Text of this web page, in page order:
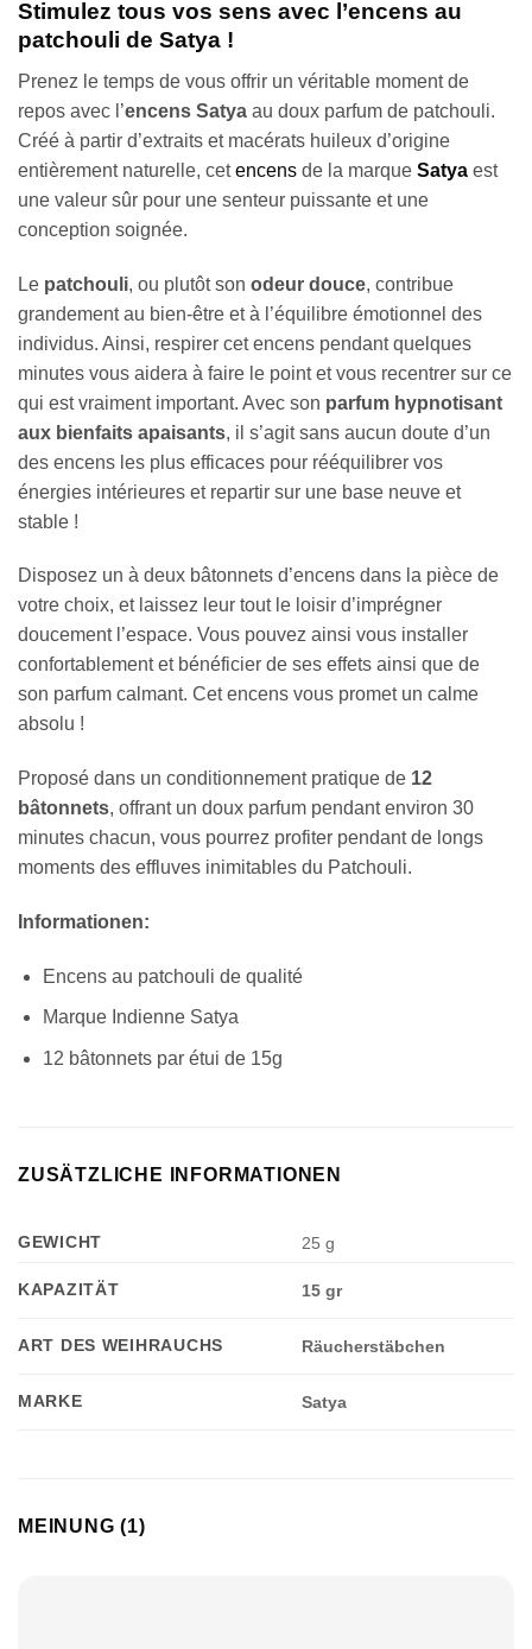
Stimulez tous vos sens avec l’encens au
patchouli de Satya !
Prenez le temps de vous offrir un véritable moment de
repos avec l’encens Satya au doux parfum de patchouli.
Créé à partir d’extraits et macérats huileux d’origine
entièrement naturelle, cetencens de la marque Satya est
une valeur sûr pour une senteur puissante et une
conception soignée.
Le patchouli, ou plutôt son odeur douce, contribue
grandement au bien-être et à l’équilibre émotionnel des
individus. Ainsi, respirer cet encens pendant quelques
minutes vous aidera à faire le point et vous recentrer sur ce
qui est vraiment important. Avec son parfum hypnotisant
aux bienfaits apaisants, il s’agit sans aucun doute d’un
des encens les plus efficaces pour rééquilibrer vos
énergies intérieures et repartir sur une base neuve et
stable !
Disposez un à deux bâtonnets d’encens dans la pièce de
votre choix, et laissez leur tout le loisir d’imprégner
doucement l’espace. Vous pouvez ainsi vous installer
confortablement et bénéficier de ses effets ainsi que de
son parfum calmant. Cet encens vous promet un calme
absolu !
Proposé dans un conditionnement pratique de 12
bâtonnets, offrant un doux parfum pendant environ 30
minutes chacun, vous pourrez profiter pendant de longs
moments des effluves inimitables du Patchouli.
Informationen:
Encens au patchouli de qualité
Marque Indienne Satya
12 bâtonnets par étui de 15g
ZUSÄTZLICHE INFORMATIONEN
GEWICHT 25 g
KAPAZITÄT 15 gr
ART DES WEIHRAUCHS Räucherstäbchen
MARKE Satya
MEINUNG (1)